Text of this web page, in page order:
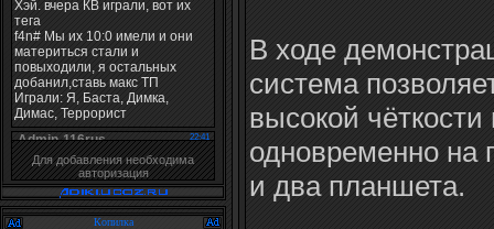
Для добавления необходима
авторизация
Копилка
В ходе
система
высокой
одновременно на
и два планшета.